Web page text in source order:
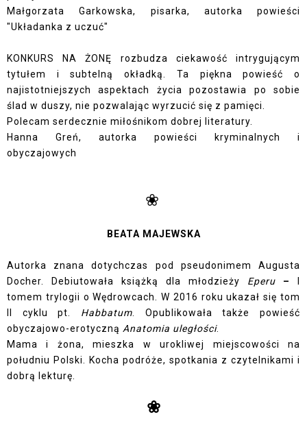
Małgorzata Garkowska, pisarka, autorka powieści
"Układanka z uczuć"
KONKURS NA ŻONĘ rozbudza ciekawość intrygującym
tytułem i subtelną okładką. Ta piękna powieść o
najistotniejszych aspektach życia pozostawia po sobie
ślad w duszy, nie pozwalając wyrzucić się z pamięci.
Polecam serdecznie miłośnikom dobrej literatury.
Hanna Greń, autorka powieści kryminalnych i
obyczajowych
❀
BEATA MAJEWSKA
Autorka znana dotychczas pod pseudonimem Augusta
Docher. Debiutowała książką dla młodzieży Eperu –
I
tomem trylogii o Wędrowcach. W 2016 roku ukazał się tom
II cyklu pt. Habbatum . Opublikowała także powieść
obyczajowo-erotyczną Anatomia uległości.
Mama i żona, mieszka w urokliwej miejscowości na
południu Polski. Kocha podróże, spotkania z czytelnikami i
dobrą lekturę.
❀